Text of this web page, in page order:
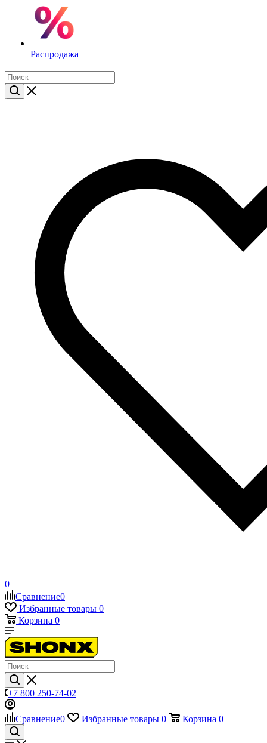
Распродажа
0
Сравнение0
Избранные товары 0
Корзина 0
+7 800 250-74-02
Сравнение0 Избранные товары 0 Корзина 0